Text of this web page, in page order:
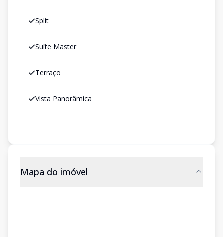
Split
Suíte Master
Terraço
Vista Panorâmica
Mapa do imóvel